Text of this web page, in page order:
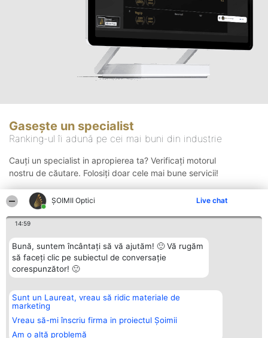
ȘOIMII Optici Live chat
14:59
Bună, suntem încântați să vă ajutăm! 🙂 Vă rugăm
să faceți clic pe subiectul de conversație
corespunzător! 🙂
Sunt un Laureat, vreau să ridic materiale de
marketing
Vreau să-mi înscriu firma in proiectul Șoimii
Am o altă problemă
Gasește un specialist
Ranking-ul îi adună pe cei mai buni din industrie
Cauți un specialist in apropierea ta? Verificați motorul
nostru de căutare. Folosiți doar cele mai bune servicii!
Organizator Ranking
BRIGHT SOLUTIONS BR SRL
Aleea Timisul De Sus 2 Bl. A30
Sc. A Et. 4 Ap. 13 Cod 061952
București
Plebiscyt
Lista Tuturor
Laureaților
Contact